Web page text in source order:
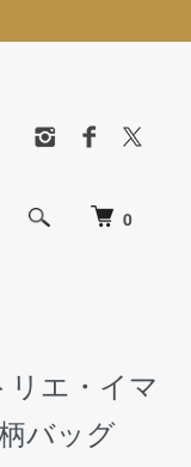
0
リエ・イマ
バッグ